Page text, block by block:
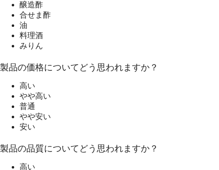
醸造酢
合せま酢
油
料理酒
みりん
製品の価格についてどう思われますか？
高い
やや高い
普通
やや安い
安い
製品の品質についてどう思われますか？
高い